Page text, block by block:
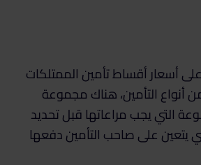
أسعار أقساط تأمين الممتلكات
أنواع التأمين، هناك مجموعة
التي يجب مراعاتها قبل تحديد
يتعين على صاحب التأمين دفعها